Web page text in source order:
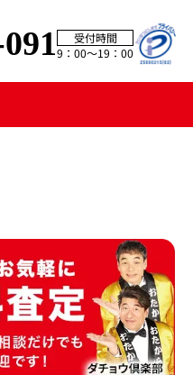
受付時間
9：00〜19：00